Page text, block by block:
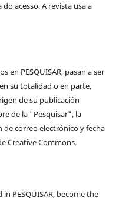
acesso. A revista usa a
en PESQUISAR, pasan a ser
su totalidad o en parte,
de su publicación
de la "Pesquisar", la
de correo electrónico y fecha
Creative Commons.
PESQUISAR, become the